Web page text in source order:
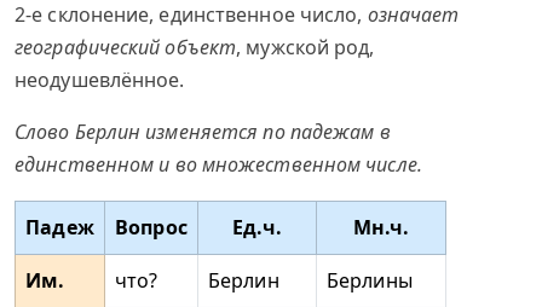
2-е склонение, единственное число, означает
географический объект, мужской род,
неодушевлённое.
Слово Берлин изменяется по падежам в
единственном и во множественном числе.
Падеж Вопрос Ед.ч.
Мн.ч.
Им.
что? Берлин
Берлины